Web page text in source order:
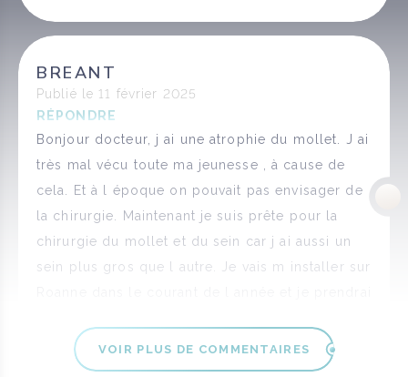
BREANT
Publié le 11 février 2025
RÉPONDRE
Bonjour docteur, j ai une atrophie du mollet. J ai
très mal vécu toute ma jeunesse , à cause de
cela. Et à l époque on pouvait pas envisager de
la chirurgie. Maintenant je suis prête pour la
chirurgie du mollet et du sein car j ai aussi un
sein plus gros que l autre. Je vais m installer sur
VOIR PLUS DE COMMENTAIRES